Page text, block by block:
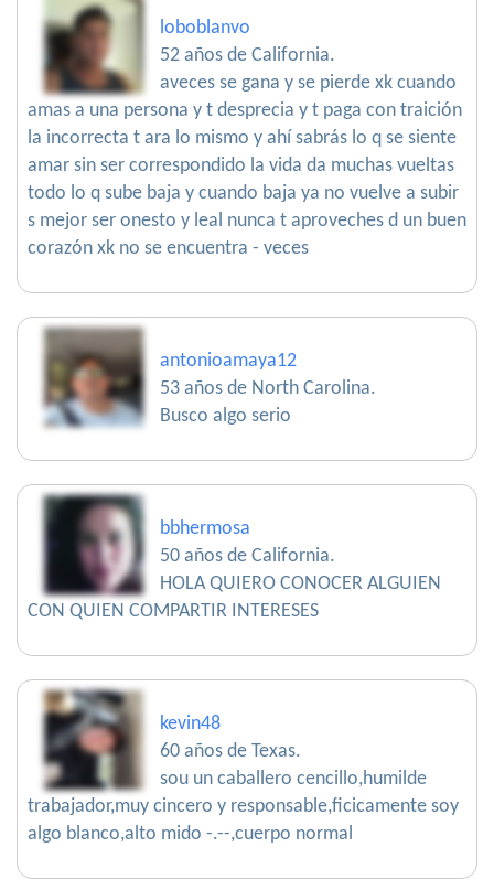
loboblanvo
52 años de California.
aveces se gana y se pierde xk cuando
amas a una persona y t desprecia y t paga con traición
la incorrecta t ara lo mismo y ahí sabrás lo q se siente
amar sin ser correspondido la vida da muchas vueltas
todo lo q sube baja y cuando baja ya no vuelve a subir
s mejor ser onesto y leal nunca t aproveches d un buen
corazón xk no se encuentra - veces
antonioamaya12
53 años de North Carolina.
Busco algo serio
bbhermosa
50 años de California.
HOLA QUIERO CONOCER ALGUIEN
CON QUIEN COMPARTIR INTERESES
kevin48
60 años de Texas.
sou un caballero cencillo,humilde
trabajador,muy cincero y responsable,ficicamente soy
algo blanco,alto mido -.--,cuerpo normal